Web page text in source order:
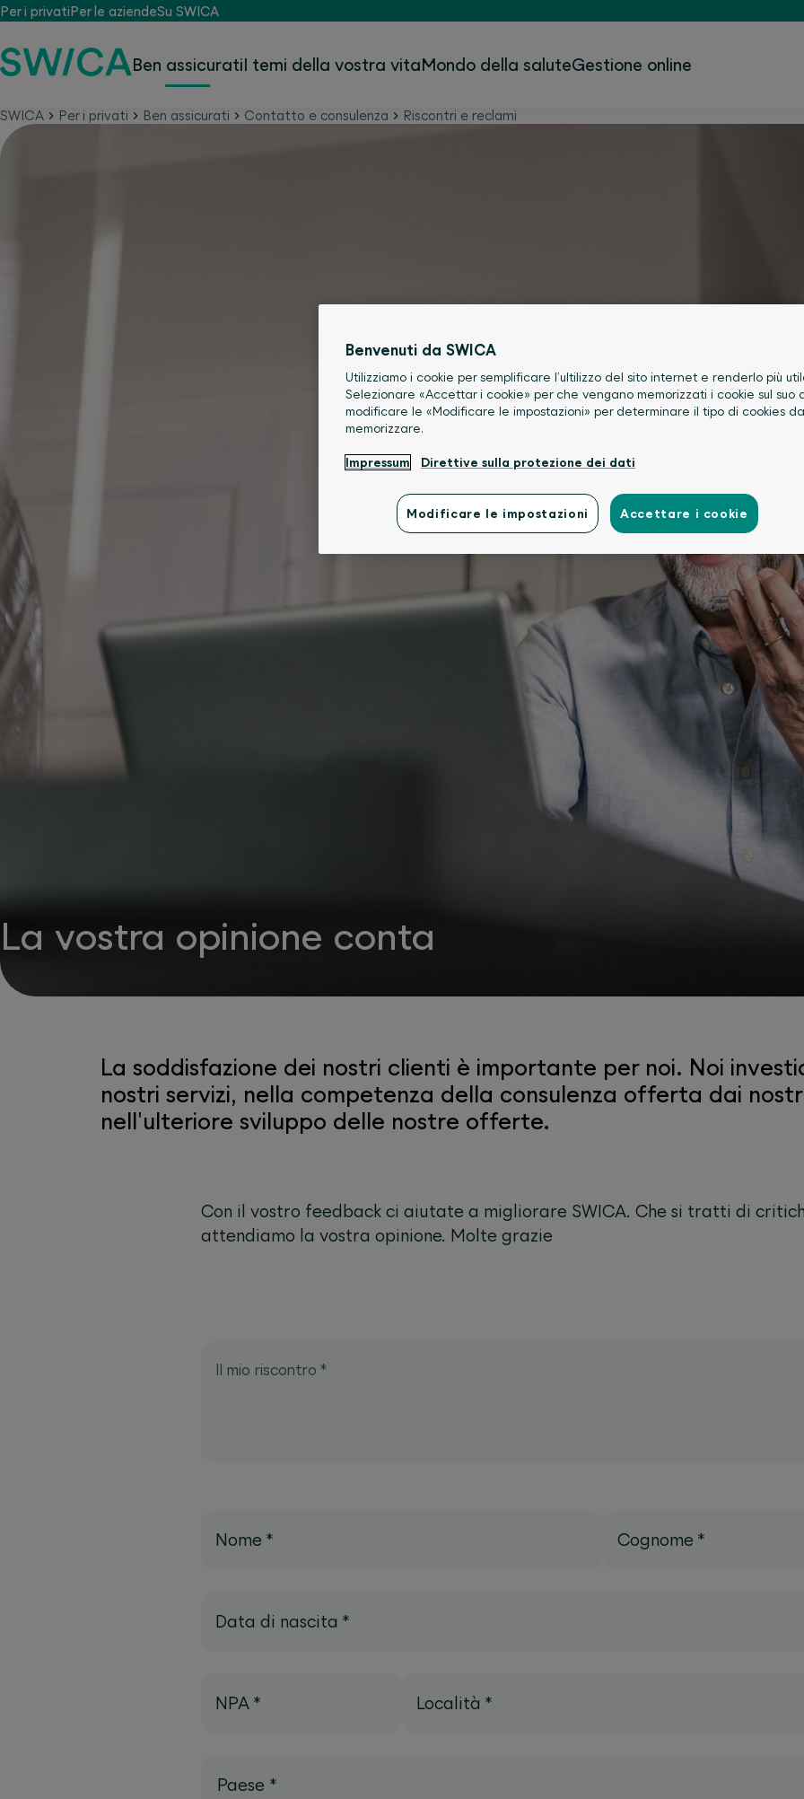
Per i privatiPer le aziendeSu SWICA
Ben assicuratiI temi della vostra vitaMondo della saluteGestione online
SWICA Per i privati Ben assicurati Contatto e consulenza Riscontri e reclami
La vostra opinione conta
La soddisfazione dei nostri clienti è importante per noi. Noi
nostri servizi, nella competenza della consulenza offerta dai
nell'ulteriore sviluppo delle nostre offerte.
Con il vostro feedback ci aiutate a migliorare SWICA. Che si tratti di
attendiamo la vostra opinione. Molte grazie
Il mio riscontro *
Nome * Cognome *
Data di nascita *
NPA * Località *
Paese *
Benvenuti da SWICA
Utilizziamo i cookie per semplificare l’ultilizzo del sito internet e renderlo più
Selezionare «Accettar i cookie» per che vengano memorizzati i cookie sul suo
modificare le «Modificare le impostazioni» per determinare il tipo di cookies da
memorizzare.
Impressum Direttive sulla protezione dei dati
Modificare le impostazioni Accettare i cookie